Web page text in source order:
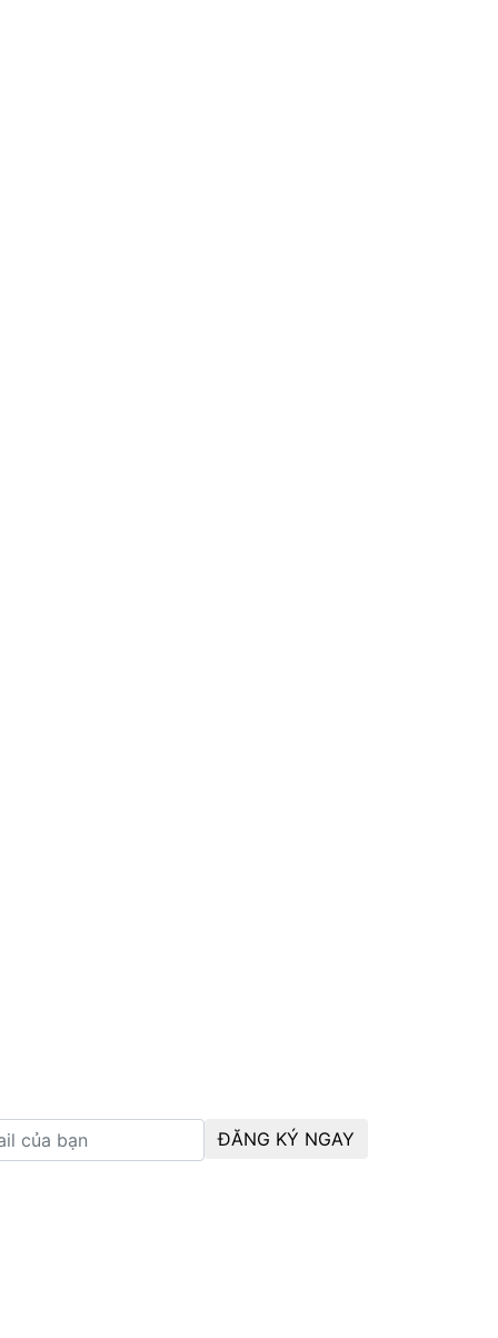
ĐĂNG KÝ NGAY